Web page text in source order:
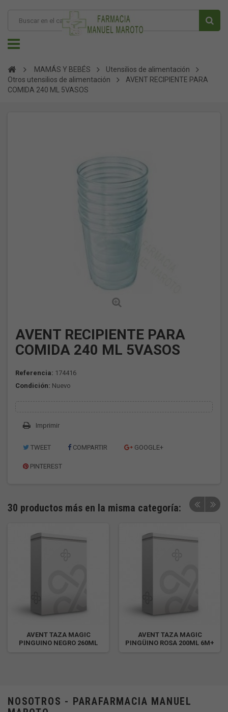
MAMÁS Y BEBÉS
Utensilios de alimentación
Otros utensilios de alimentación
AVENT RECIPIENTE PARA
COMIDA 240 ML 5VASOS
AVENT RECIPIENTE PARA
COMIDA 240 ML 5VASOS
Referencia: 174416
Condición: Nuevo
Imprimir
TWEET COMPARTIR GOOGLE+
PINTEREST
30 productos más en la misma categoría:
AVENT TAZA MAGIC
PINGUINO NEGRO 260ML
AVENT TAZA MAGIC
PINGÜINO ROSA 200ML 6M+
NOSOTROS - PARAFARMACIA MANUEL